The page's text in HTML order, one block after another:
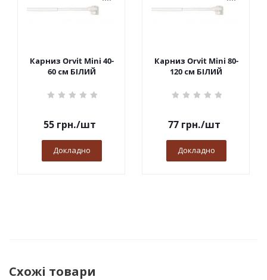
Карниз Orvit Mini 40-
60 см БІЛИЙ
55грн./шт
Докладно
Карниз Orvit Mini 80-
120 см БІЛИЙ
77грн./шт
Докладно
Схожі товари